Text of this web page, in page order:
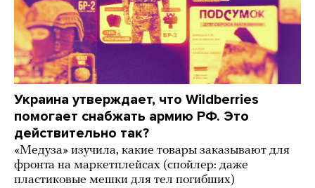
Украина утверждает, что Wildberries
помогает снабжать армию РФ. Это
действительно так?
«Медуза» изучила, какие товары заказывают для
фронта на маркетплейсах (спойлер: даже
пластиковые мешки для тел погибших)